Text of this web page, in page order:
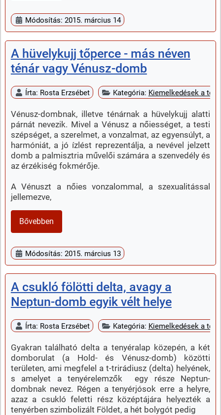
Módosítás: 2015. március 14
A hüvelykujj tőperce - más néven
ténár vagy Vénusz-domb
Írta: Rosta Erzsébet Kategória: Kiemelkedések a
Vénusz-dombnak, illetve ténárnak a hüvelykujj alatti
párnát nevezik. Mivel a Vénusz a nőiességet, a testi
szépséget, a szerelmet, a vonzalmat, az egyensúlyt, a
harmóniát, a jó ízlést reprezentálja, a nevével jelzett
domb a palmisztria művelői számára a szenvedély és
az érzékiség fokmérője.
A Vénuszt a nőies vonzalommal, a szexualitással
jellemezve,
Bővebben
Módosítás: 2015. március 13
A csukló fölötti delta, avagy a
Neptun-domb egyik vélt helye
Írta: Rosta Erzsébet Kategória: Kiemelkedések a
Gyakran található delta a tenyéralap közepén, a két
domborulat (a Hold- és Vénusz-domb) közötti
területen, ami megfelel a t-trirádiusz (delta) helyének,
s amelyet a tenyérelemzők egy része Neptun-
dombnak nevez. Régen a tenyérjósok erre a helyre,
azaz a csukló feletti rész középtájára helyezték a
tenyérben szimbolizált Földet, a hét bolygót pedig